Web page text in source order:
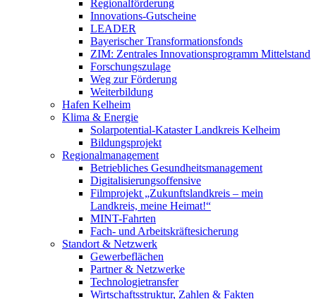
Regionalförderung
Innovations-Gutscheine
LEADER
Bayerischer Transformationsfonds
ZIM: Zentrales Innovationsprogramm Mittelstand
Forschungszulage
Weg zur Förderung
Weiterbildung
Hafen Kelheim
Klima & Energie
Solarpotential-Kataster Landkreis Kelheim
Bildungsprojekt
Regionalmanagement
Betriebliches Gesundheitsmanagement
Digitalisierungsoffensive
Filmprojekt „Zukunftslandkreis – mein
Landkreis, meine Heimat!“
MINT-Fahrten
Fach- und Arbeitskräftesicherung
Standort & Netzwerk
Gewerbeflächen
Partner & Netzwerke
Technologietransfer
Wirtschaftsstruktur, Zahlen & Fakten